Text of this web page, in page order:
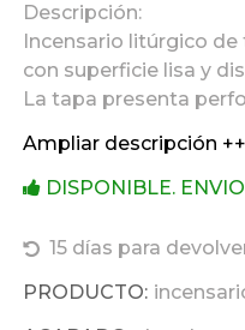
Descripción:
Incensario litúrgico
con superficie lisa y
La tapa presenta
Ampliar descripción
DISPONIBLE.
15 días para
PRODUCTO: